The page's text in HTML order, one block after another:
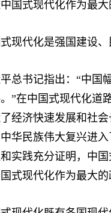
国式现代化作为最大
代化是强国建设、
书记指出：“中国幅
”在中国式现代化道
经济快速发展和社
华民族伟大复兴进
实践充分证明，中
式现代化作为最大的